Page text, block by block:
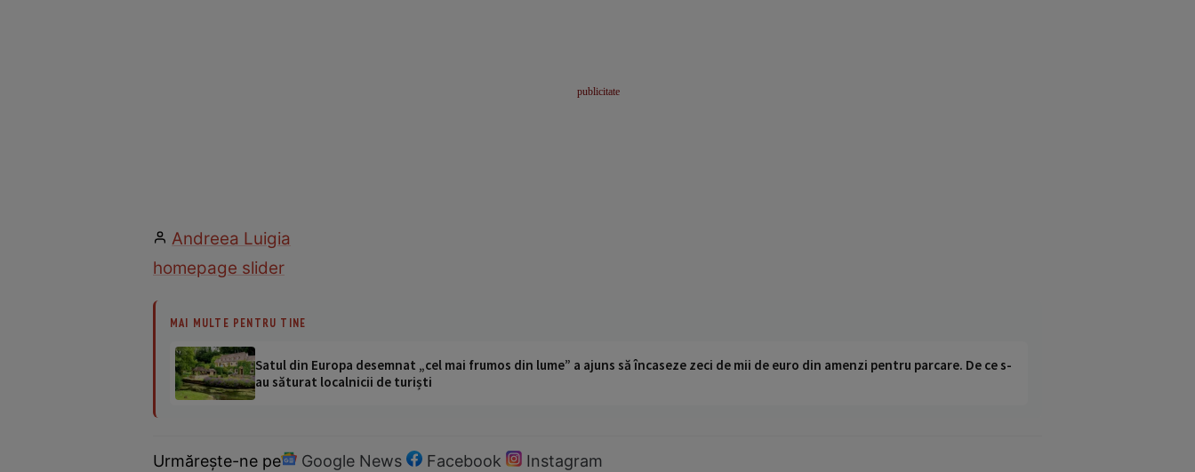
Andreea Luigia
homepage slider
MAI MULTE PENTRU TINE
Satul din Europa desemnat „cel mai frumos din lume” a ajuns să încaseze zeci de mii de euro din amenzi pentru parcare. De ce s-
au săturat localnicii de turiști
Urmărește-ne pe Google News Facebook Instagram